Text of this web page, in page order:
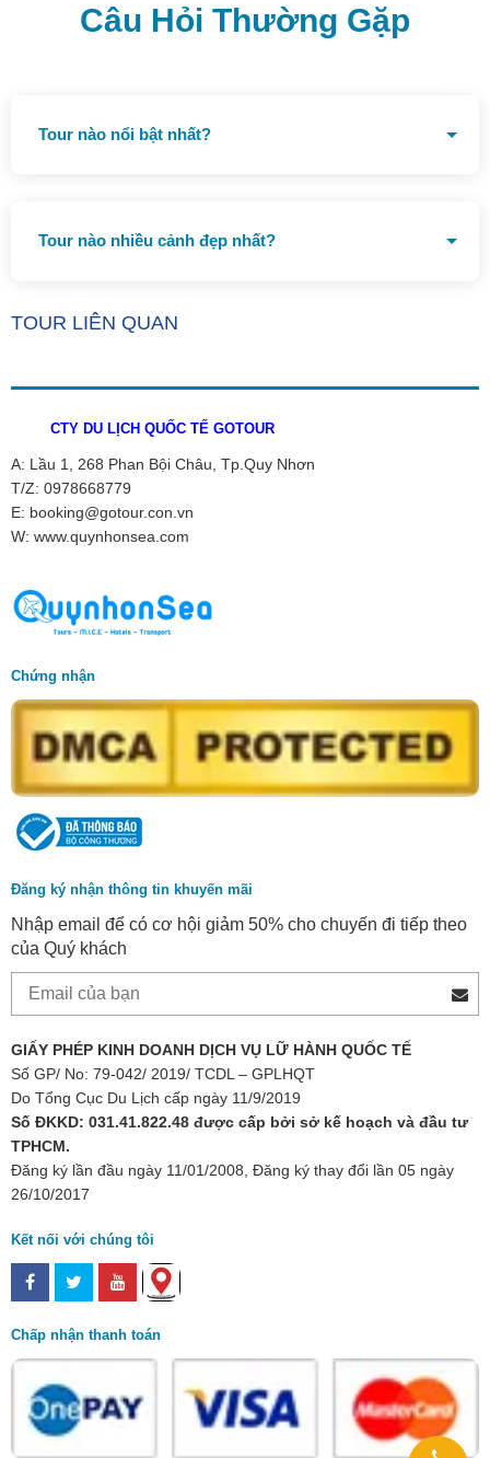
Câu Hỏi Thường Gặp
Tour nào nổi bật nhất?
Tour nào nhiều cảnh đẹp nhất?
TOUR LIÊN QUAN
CTY DU LỊCH QUỐC TẾ GOTOUR
A: Lầu 1, 268 Phan Bội Châu, Tp.Quy Nhơn
T/Z: 0978668779
E: booking@gotour.con.vn
W: www.quynhonsea.com
Chứng nhận
Đăng ký nhận thông tin khuyến mãi
Nhập email để có cơ hội giảm 50% cho chuyến đi tiếp theo
của Quý khách
GIẤY PHÉP KINH DOANH DỊCH VỤ LỮ HÀNH QUỐC TẾ
Số GP/ No: 79-042/ 2019/ TCDL – GPLHQT
Do Tổng Cục Du Lịch cấp ngày 11/9/2019
Số ĐKKD: 031.41.822.48 được cấp bởi sở kế hoạch và đầu tư
TPHCM.
Đăng ký lần đầu ngày 11/01/2008, Đăng ký thay đổi lần 05 ngày
26/10/2017
Kết nối với chúng tôi
Chấp nhận thanh toán